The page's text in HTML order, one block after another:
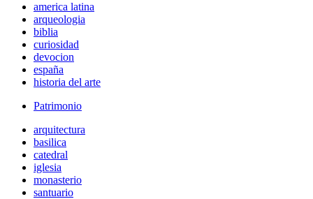
america latina
arqueologia
biblia
curiosidad
devocion
españa
historia del arte
Patrimonio
arquitectura
basilica
catedral
iglesia
monasterio
santuario